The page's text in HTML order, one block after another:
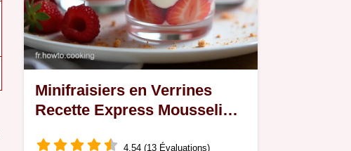
Minifraisiers en Verrines
Recette Express Mousseline
4.54 (13 Évaluations)